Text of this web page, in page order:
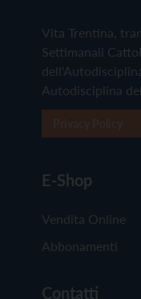
Vita Trentina,
Settimanali
Autodisciplina
E-Shop
Vendita Online
Abbonamenti
Contatti